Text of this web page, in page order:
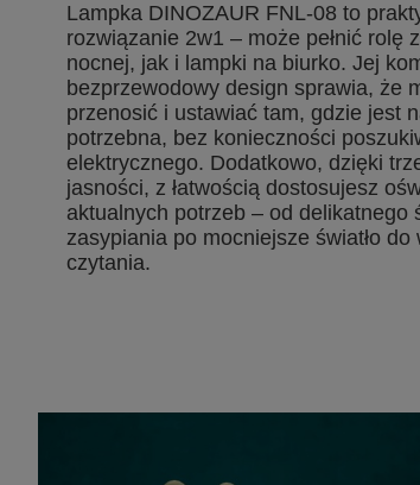
Lampka DINOZAUR FNL-08 to
rozwiązanie 2w1 – może pełnić rolę
nocnej, jak i lampki na biurko. Jej
bezprzewodowy design sprawia, że
przenosić i ustawiać tam, gdzie jest
potrzebna, bez konieczności
elektrycznego. Dodatkowo, dzięki
jasności, z łatwością dostosujesz
aktualnych potrzeb – od delikatnego
zasypiania po mocniejsze światło do
czytania.